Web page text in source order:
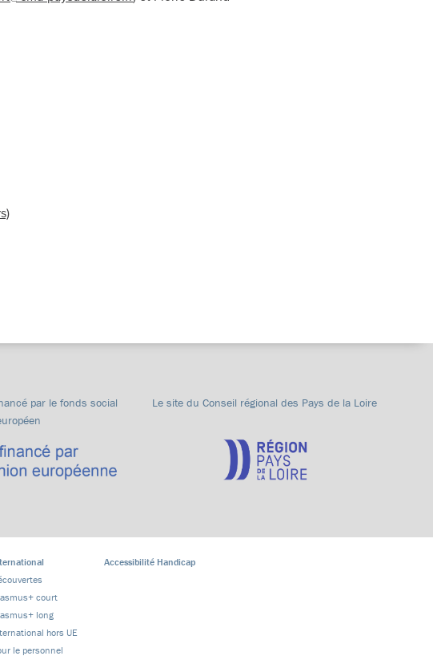
par le fonds social
Le site du Conseil régional des Pays de la Loire
court
long
hors UE
le personnel
Accessibilité Handicap